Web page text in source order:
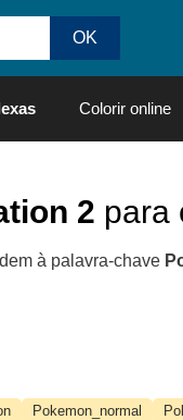
Colorir online
2 para
à palavra-chave
Pokemon_normal